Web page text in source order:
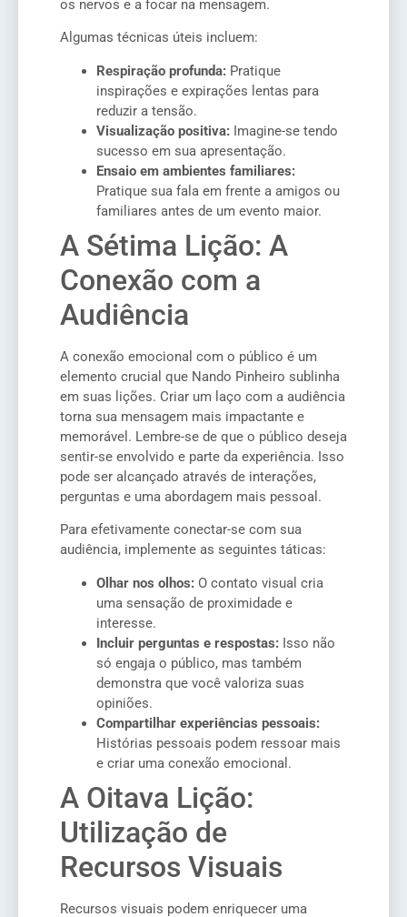
os nervos e a focar na mensagem.
Algumas técnicas úteis incluem:
Respiração profunda: Pratique
inspirações e expirações lentas para
reduzir a tensão.
Visualização positiva: Imagine-se tendo
sucesso em sua apresentação.
Ensaio em ambientes familiares:
Pratique sua fala em frente a amigos ou
familiares antes de um evento maior.
A Sétima Lição: A
Conexão com a
Audiência
A conexão emocional com o público é um
elemento crucial que Nando Pinheiro sublinha
em suas lições. Criar um laço com a audiência
torna sua mensagem mais impactante e
memorável. Lembre-se de que o público deseja
sentir-se envolvido e parte da experiência. Isso
pode ser alcançado através de interações,
perguntas e uma abordagem mais pessoal.
Para efetivamente conectar-se com sua
audiência, implemente as seguintes táticas:
Olhar nos olhos: O contato visual cria
uma sensação de proximidade e
interesse.
Incluir perguntas e respostas: Isso não
só engaja o público, mas também
demonstra que você valoriza suas
opiniões.
Compartilhar experiências pessoais:
Histórias pessoais podem ressoar mais
e criar uma conexão emocional.
A Oitava Lição:
Utilização de
Recursos Visuais
Recursos visuais podem enriquecer uma